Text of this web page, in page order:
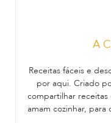
A
Receitas fáceis e
por aqui. Criado
compartilhar
amam cozinhar,